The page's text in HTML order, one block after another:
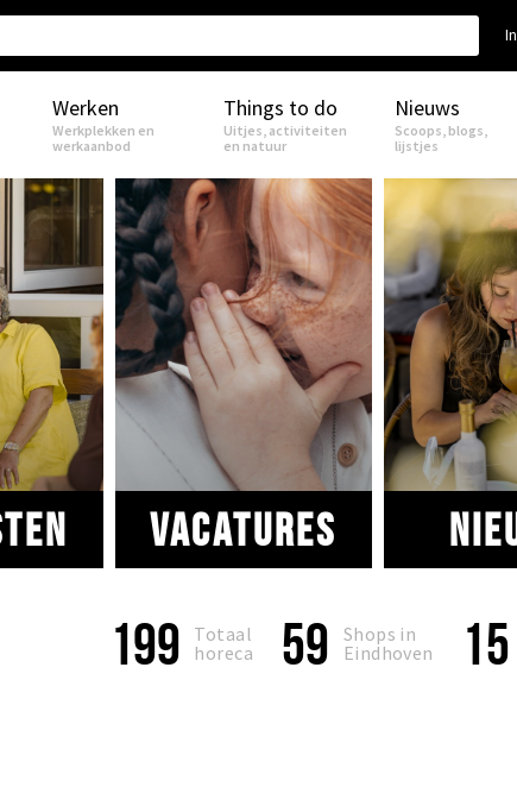
Werken
Werkplekken en
werkaanbod
Things to do
Uitjes, activiteiten
en natuur
Nieuws
Scoops, blogs,
lijstjes
VACATURES
199
Totaal
horeca
59
Shops in
Eindhoven
15